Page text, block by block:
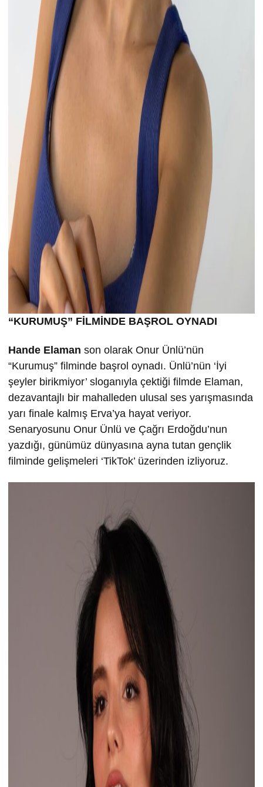
“KURUMUŞ” FİLMİNDE BAŞROL OYNADI
Hande Elaman son olarak Onur Ünlü’nün
“Kurumuş” filminde başrol oynadı. Ünlü’nün ‘İyi
şeyler birikmiyor’ sloganıyla çektiği filmde Elaman,
dezavantajlı bir mahalleden ulusal ses yarışmasında
yarı finale kalmış Erva’ya hayat veriyor.
Senaryosunu Onur Ünlü ve Çağrı Erdoğdu’nun
yazdığı, günümüz dünyasına ayna tutan gençlik
filminde gelişmeleri ‘TikTok’ üzerinden izliyoruz.